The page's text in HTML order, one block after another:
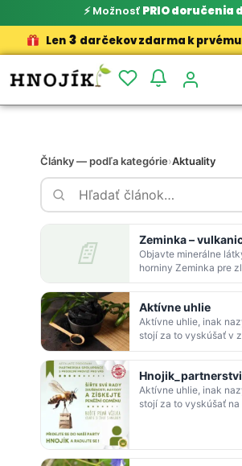
⚡ Možnosť PRIO doručenia
Len 3 darčekov zdarma k
Články — podľa kategórie›Aktuality
📄 Zeminka –
Objavte minerálne
horniny Zeminka pre
Aktívne uhlie
Aktívne uhlie, inak
stojí za to vyskúšať v
Hnojik_partnerstvi
Aktívne uhlie, inak
stojí za to vyskúšať